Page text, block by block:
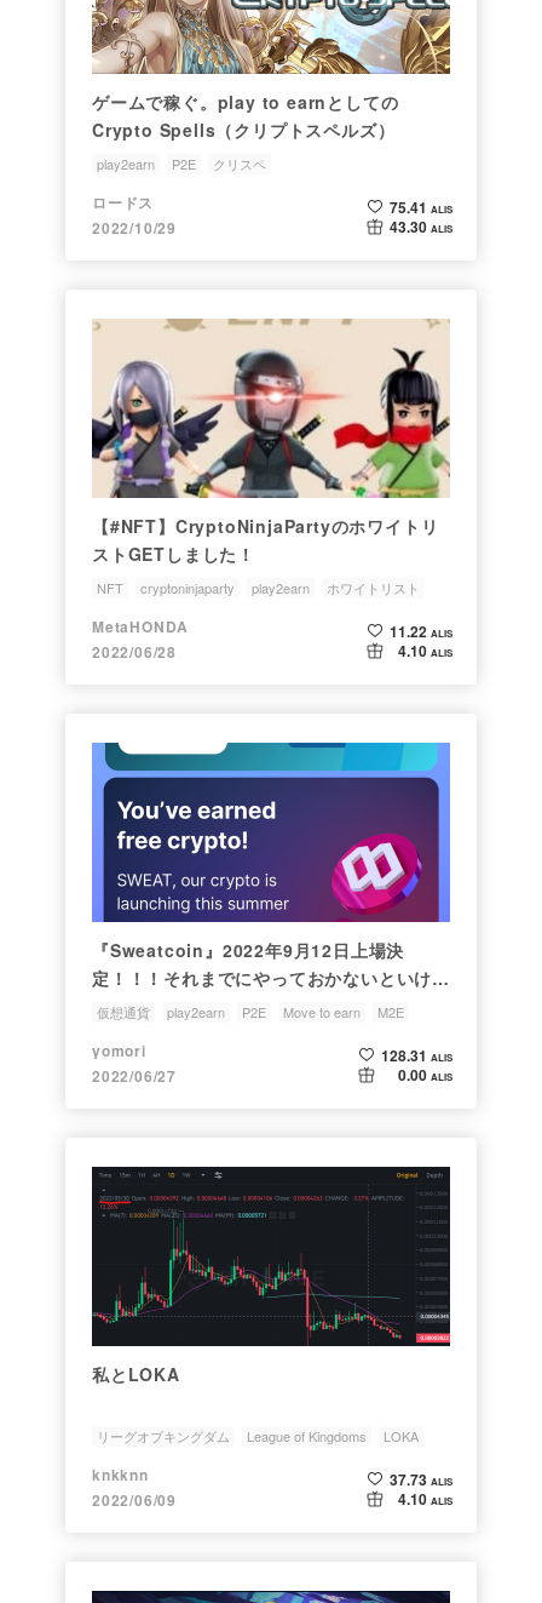
ゲームで稼ぐ。play to earnとしての
Crypto Spells（クリプトスペルズ）
play2earn P2E クリスペ
ロードス
2022/10/29
75.41 ALIS
43.30 ALIS
【#NFT】CryptoNinjaPartyのホワイトリ
ストGETしました！
NFT cryptoninjaparty play2earn
ホワイトリスト
NFTオーナー
MetaHONDA
2022/06/28
11.22 ALIS
4.10 ALIS
『Sweatcoin』2022年9月12日上場決
定！！！それまでにやっておかないといけな
い事
仮想通貨 play2earn P2E Move to earn M2E
yomori
2022/06/27
128.31 ALIS
0.00 ALIS
私とLOKA
リーグオブキングダム League of Kingdoms
LOKA
play2earn
knkknn
2022/06/09
37.73 ALIS
4.10 ALIS